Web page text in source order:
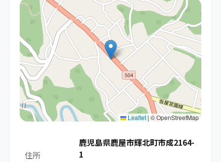
Leaflet | © OpenStreetMap
住所
鹿児島県鹿屋市輝北町市成2164-
1